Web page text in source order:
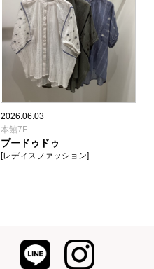
2026.06.03
本館7F
プードゥドゥ
[レディスファッション]